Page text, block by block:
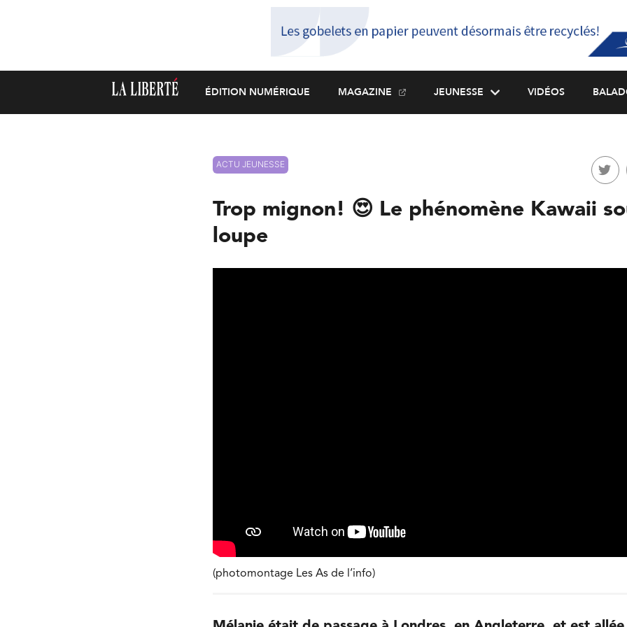
ÉDITION NUMÉRIQUE MAGAZINE JEUNESSE VIDÉOS
ACTU JEUNESSE
Trop mignon! 😍 Le phénomène Kawaii
loupe
(photomontage Les As de l’info)